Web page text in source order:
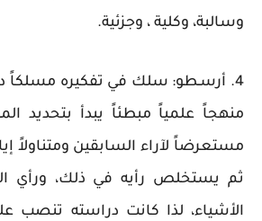
وسالبة، وكلية ، وجزئية.
4. أرسـطو: سلك في تفكيره مسلكاً
منهجاً علمياً مبطئاً يبدأ بتحديد
مستعرضاً لآراء السابقين ومتناولاً
ثم يستخلص رأيه في ذلك، ورأي
الأشياء، لذا كانت دراسته تنصب